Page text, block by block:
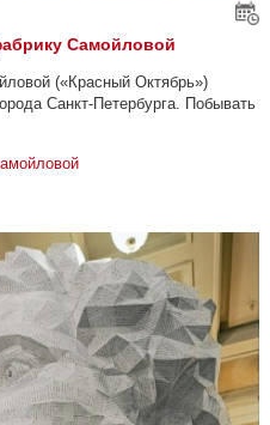
Самойловой
(«Красный Октябрь»)
Санкт-Петербурга. Побывать